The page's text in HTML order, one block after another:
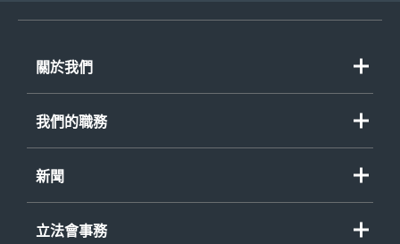
關於我們
我們的職務
新聞
立法會事務